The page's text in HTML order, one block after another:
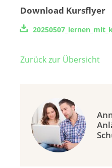
Download Kursflyer
Zurück zur Übersicht